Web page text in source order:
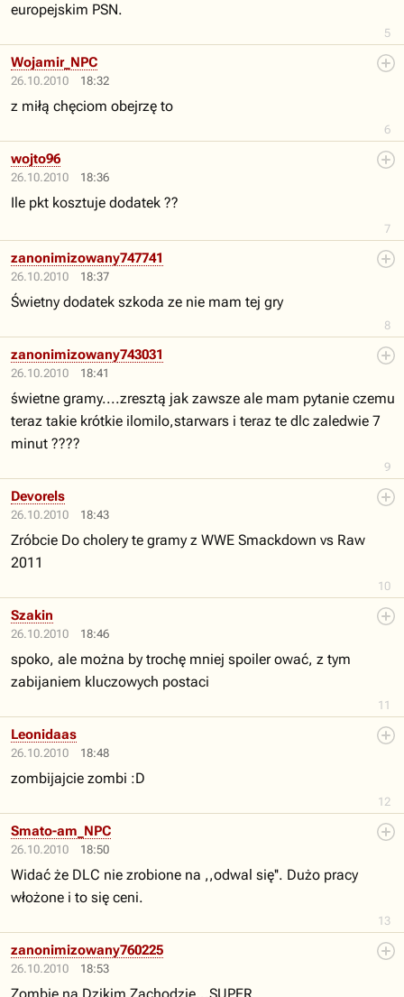
5
europejskim PSN.
26.10.2010 18:32
6
Wojamir_NPC
z miłą chęciom obejrzę to
26.10.2010 18:36
7
wojto96
Ile pkt kosztuje dodatek ??
26.10.2010 18:37
8
zanonimizowany747741
Świetny dodatek szkoda ze nie mam tej gry
26.10.2010 18:41
9
zanonimizowany743031
świetne gramy....zresztą jak zawsze ale mam pytanie czemu
teraz takie krótkie ilomilo,starwars i teraz te dlc zaledwie 7
minut ????
26.10.2010 18:43
10
Devorels
Zróbcie Do cholery te gramy z WWE Smackdown vs Raw
2011
26.10.2010 18:46
11
Szakin
spoko, ale można by trochę mniej spoiler ować, z tym
zabijaniem kluczowych postaci
26.10.2010 18:48
12
Leonidaas
zombijajcie zombi :D
26.10.2010 18:50
13
Smato-am_NPC
Widać że DLC nie zrobione na ,,odwal się''. Dużo pracy
włożone i to się ceni.
26.10.2010 18:53
zanonimizowany760225